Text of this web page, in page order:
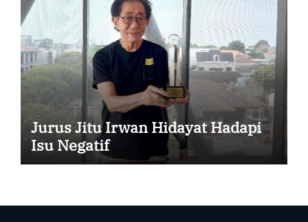
Jurus Jitu Irwan Hidayat Hadapi
Isu Negatif